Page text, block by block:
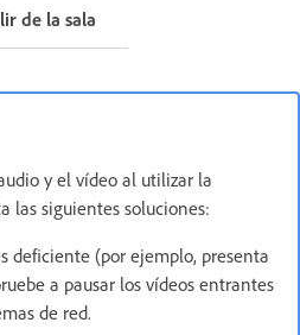
de la sala
y el vídeo al utilizar la
las siguientes soluciones:
deficiente (por ejemplo, presenta
a pausar los vídeos entrantes
de red.